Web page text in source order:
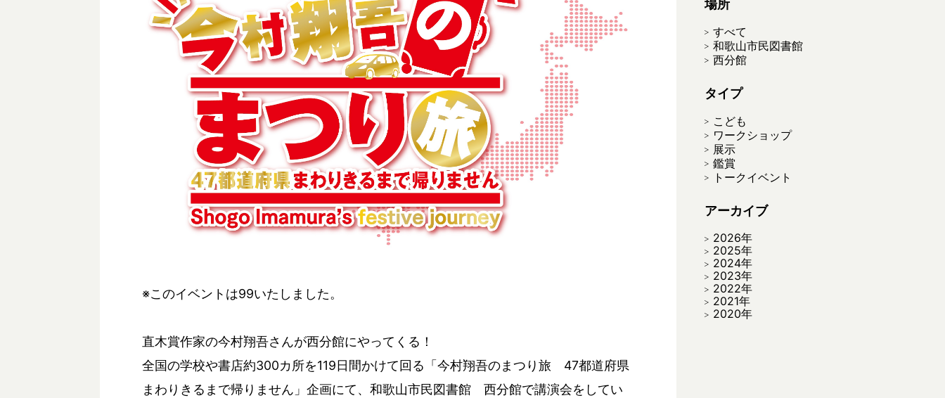
※このイベントは99いたしました。
直木賞作家の今村翔吾さんが西分館にやってくる！
全国の学校や書店約300カ所を119日間かけて回る「今村翔吾のまつり旅 47都道府県
まわりきるまで帰りません」企画にて、和歌山市民図書館 西分館で講演会をしてい
場所
すべて
和歌山市民図書館
西分館
タイプ
こども
ワークショップ
展示
鑑賞
トークイベント
アーカイブ
2026年
2025年
2024年
2023年
2022年
2021年
2020年